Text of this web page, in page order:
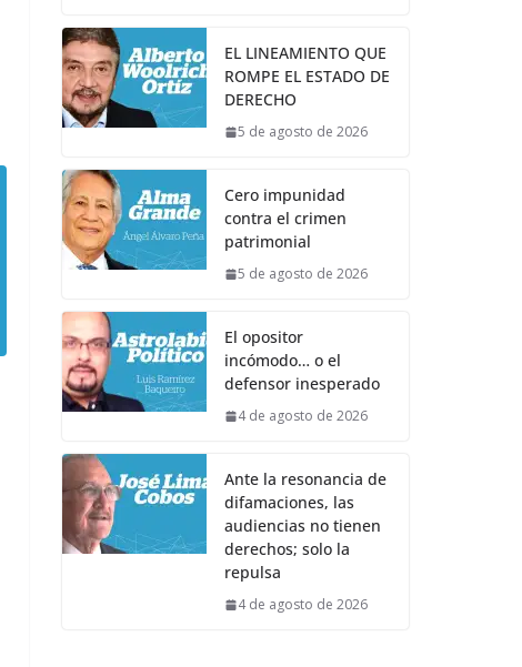
EL LINEAMIENTO QUE
ROMPE EL ESTADO DE
DERECHO
5 de agosto de 2026
Cero impunidad
contra el crimen
patrimonial
5 de agosto de 2026
El opositor
incómodo… o el
defensor inesperado
4 de agosto de 2026
Ante la resonancia de
difamaciones, las
audiencias no tienen
derechos; solo la
repulsa
4 de agosto de 2026